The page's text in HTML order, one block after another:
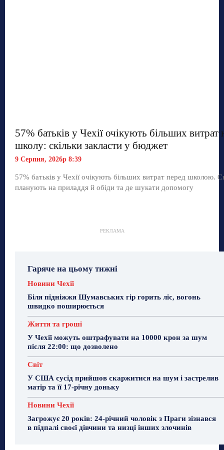
57% батьків у Чехії очікують більших витрат
школу: скільки закласти у бюджет
9 Серпня, 2026р 8:39
57% батьків у Чехії очікують більших витрат перед школою.
планують на приладдя й обіди та де шукати допомогу
РЕКЛАМА
Гаряче на цьому тижні
Новини Чехії
Біля підніжжя Шумавських гір горить ліс, вогонь
швидко поширюється
Життя та гроші
У Чехії можуть оштрафувати на 10000 крон за шум
після 22:00: що дозволено
Світ
У США сусід прийшов скаржитися на шум і застрелив
матір та її 17-річну доньку
Новини Чехії
Загрожує 20 років: 24-річний чоловік з Праги зізнався
в підпалі своєї дівчини та низці інших злочинів